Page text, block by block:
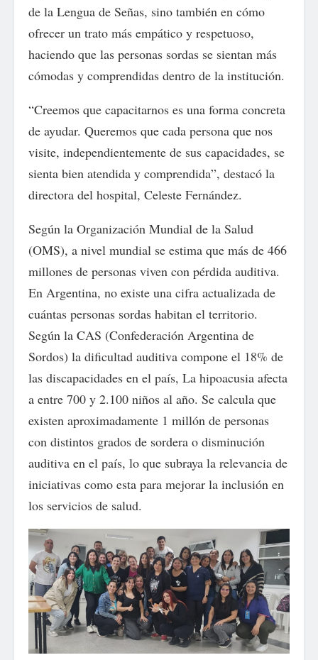
de la Lengua de Señas, sino también en cómo
ofrecer un trato más empático y respetuoso,
haciendo que las personas sordas se sientan más
cómodas y comprendidas dentro de la institución.
“Creemos que capacitarnos es una forma concreta
de ayudar. Queremos que cada persona que nos
visite, independientemente de sus capacidades, se
sienta bien atendida y comprendida”, destacó la
directora del hospital, Celeste Fernández.
Según la Organización Mundial de la Salud
(OMS), a nivel mundial se estima que más de 466
millones de personas viven con pérdida auditiva.
En Argentina, no existe una cifra actualizada de
cuántas personas sordas habitan el territorio.
Según la CAS (Confederación Argentina de
Sordos) la dificultad auditiva compone el 18% de
las discapacidades en el país, La hipoacusia afecta
a entre 700 y 2.100 niños al año. Se calcula que
existen aproximadamente 1 millón de personas
con distintos grados de sordera o disminución
auditiva en el país, lo que subraya la relevancia de
iniciativas como esta para mejorar la inclusión en
los servicios de salud.